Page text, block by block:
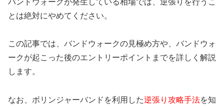
とは絶対にやめてください。
この記事では、バンドウォークの見極め方や、バンドウォ
ークが起こった後のエントリーポイントまでを詳しく解説
します。
なお、ボリンジャーバンドを利用した逆張り攻略手法を知